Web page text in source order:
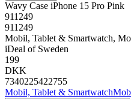
Wavy Case iPhone 15 Pro Pink
911249
911249
Mobil, Tablet & Smartwatch,
iDeal of Sweden
199
DKK
7340225422755
Mobil, Tablet & Smartwatch